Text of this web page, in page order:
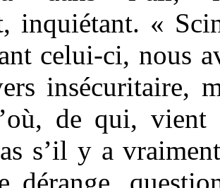
inquiétant. «
celui-ci, nous
insécuritaire,
de qui,
s’il y a
dérange,